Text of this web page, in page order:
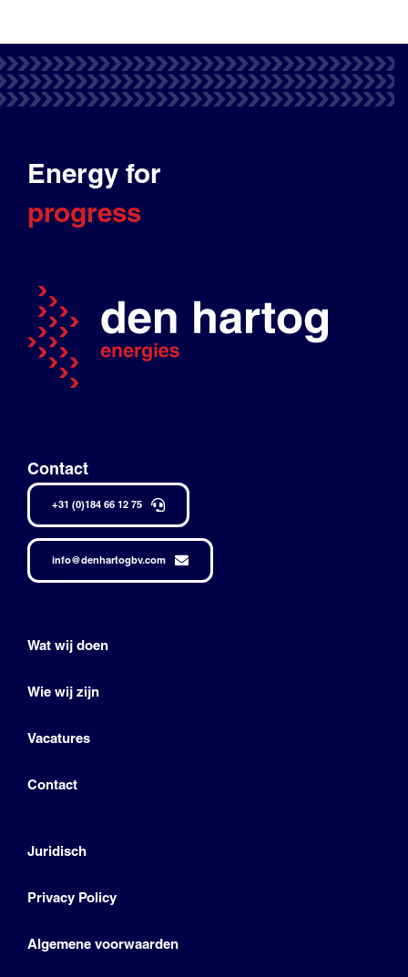
Energy for
progress
Contact
+31 (0)184 66 12 75
info@denhartogbv.com
Wat wij doen
Wie wij zijn
Vacatures
Contact
Juridisch
Privacy Policy
Algemene voorwaarden